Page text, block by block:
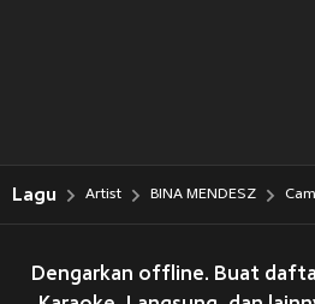
Lagu Artist BINA MENDESZ
Dengarkan offline. Buat